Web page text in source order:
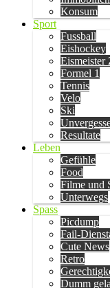
Konsum
Sport
Fussball
Eishockey
Eismeister
Formel 1
Tennis
Velo
Ski
Resultate
Leben
Gefühle
Food
Filme und
Unterwegs
Spass
Picdump
Fail-
Cute News
Retro
Dumm